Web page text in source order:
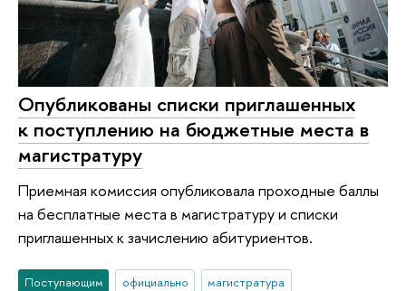
Опубликованы списки приглашенных
к поступлению на бюджетные места в
магистратуру
Приемная комиссия опубликовала проходные баллы
на бесплатные места в магистратуру и списки
приглашенных к зачислению абитуриентов.
Поступающим официально
магистратура